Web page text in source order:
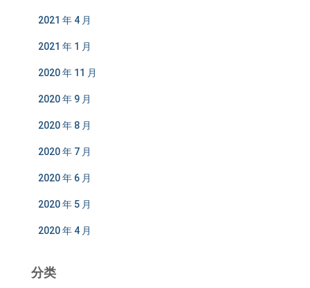
2021 年 4 月
2021 年 1 月
2020 年 11 月
2020 年 9 月
2020 年 8 月
2020 年 7 月
2020 年 6 月
2020 年 5 月
2020 年 4 月
分类